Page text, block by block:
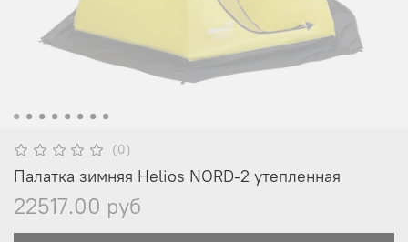
(0)
Палатка зимняя Helios NORD-2 утепленная
22517.00 руб